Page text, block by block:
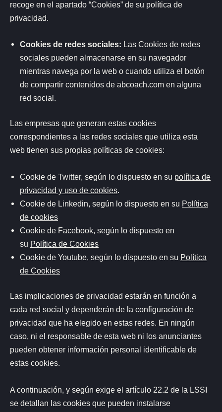
recoge en el apartado “Cookies” de su política de
privacidad.
Cookies de redes sociales: Las Cookies de redes
sociales pueden almacenarse en su navegador
mientras navega por la web o cuando utiliza el botón
de compartir contenidos de abcoach.com en alguna
red social.
Las empresas que generan estas cookies
correspondientes a las redes sociales que utiliza esta
web tienen sus propias políticas de cookies:
Cookie de Twitter, según lo dispuesto en su política de
privacidad y uso de cookies.
Cookie de Linkedin, según lo dispuesto en su Política
de cookies
Cookie de Facebook, según lo dispuesto en
su Política de Cookies
Cookie de Youtube, según lo dispuesto en su Política
de Cookies
Las implicaciones de privacidad estarán en función a
cada red social y dependerán de la configuración de
privacidad que ha elegido en estas redes. En ningún
caso, ni el responsable de esta web ni los anunciantes
pueden obtener información personal identificable de
estas cookies.
A continuación, y según exige el artículo 22.2 de la LSSI
se detallan las cookies que pueden instalarse